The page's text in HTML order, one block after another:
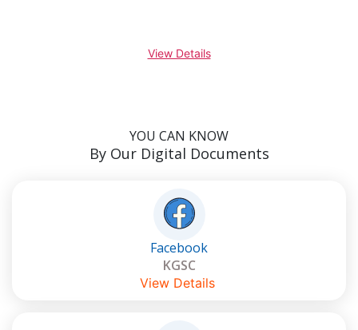
View Details
YOU CAN KNOW
By Our Digital Documents
Facebook
KGSC
View Details